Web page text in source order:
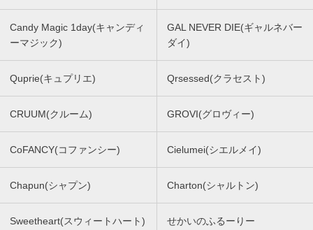
Candy Magic 1day(キャンディ
ーマジック)
GAL NEVER DIE(ギャルネバー
ダイ)
Quprie(キュプリエ) Qrsessed(クラセスト)
CRUUM(クルーム) GROVI(グロヴィー)
CoFANCY(コファンシー) Cielumei(シエルメイ)
Chapun(シャプン) Charton(シャルトン)
Sweetheart(スウィートハート) せかいのふるーりー